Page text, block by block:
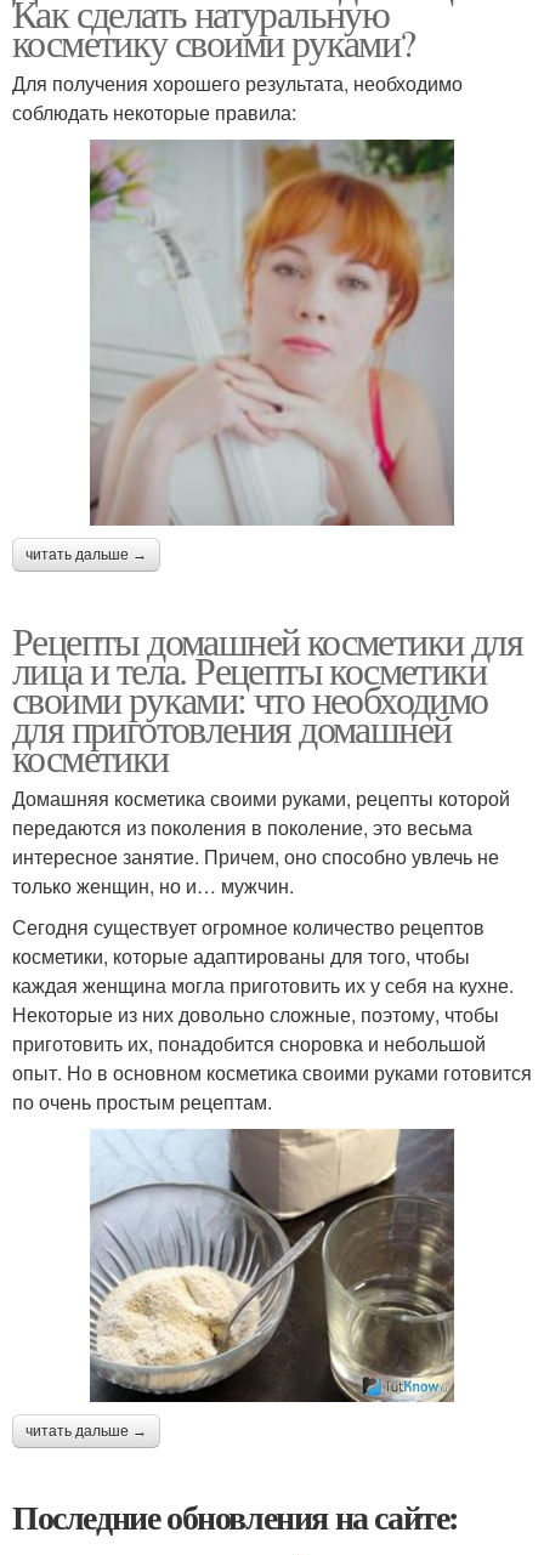
Как сделать натуральную
косметику своими руками?
Для получения хорошего результата, необходимо
соблюдать некоторые правила:
читать дальше →
Рецепты домашней косметики для
лица и тела. Рецепты косметики
своими руками: что необходимо
для приготовления домашней
косметики
Домашняя косметика своими руками, рецепты которой
передаются из поколения в поколение, это весьма
интересное занятие. Причем, оно способно увлечь не
только женщин, но и… мужчин.
Сегодня существует огромное количество рецептов
косметики, которые адаптированы для того, чтобы
каждая женщина могла приготовить их у себя на кухне.
Некоторые из них довольно сложные, поэтому, чтобы
приготовить их, понадобится сноровка и небольшой
опыт. Но в основном косметика своими руками готовится
по очень простым рецептам.
читать дальше →
Последние обновления на сайте: